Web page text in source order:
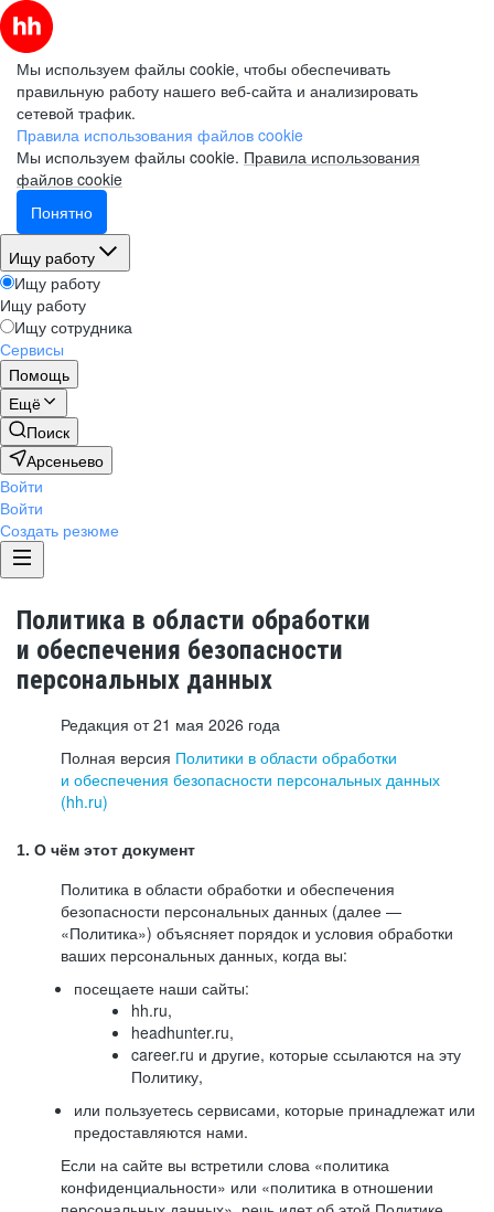
Мы используем файлы cookie, чтобы обеспечивать
правильную работу нашего веб-сайта и анализировать
сетевой трафик.
Правила использования файлов cookie
Мы используем файлы cookie. Правила использования
файлов cookie
Понятно
Ищу работу
Ищу работу
Ищу работу
Ищу сотрудника
Сервисы
Помощь
Ещё
Поиск
Арсеньево
Войти
Войти
Создать резюме
Политика в области обработки
и обеспечения безопасности
персональных данных
Редакция от 21 мая 2026 года
Полная версия Политики в области обработки
и обеспечения безопасности персональных данных
(hh.ru)
1. О чём этот документ
Политика в области обработки и обеспечения
безопасности персональных данных (далее —
«Политика») объясняет порядок и условия обработки
ваших персональных данных, когда вы:
посещаете наши сайты:
hh.ru,
headhunter.ru,
career.ru и другие, которые ссылаются на эту
Политику,
или пользуетесь сервисами, которые принадлежат или
предоставляются нами.
Если на сайте вы встретили слова «политика
конфиденциальности» или «политика в отношении